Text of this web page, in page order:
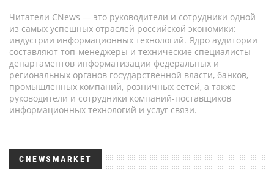
Читатели CNews — это руководители и сотрудники одной
из самых успешных отраслей российской экономики:
индустрии информационных технологий. Ядро аудитории
составляют топ-менеджеры и технические специалисты
департаментов информатизации федеральных и
региональных органов государственной власти, банков,
промышленных компаний, розничных сетей, а также
руководители и сотрудники компаний-поставщиков
информационных технологий и услуг связи.
CNEWSMARKET